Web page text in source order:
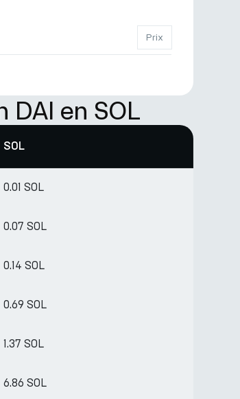
Prix
DAI en SOL
SOL
0.01 SOL
0.07 SOL
0.14 SOL
0.69 SOL
1.37 SOL
6.86 SOL